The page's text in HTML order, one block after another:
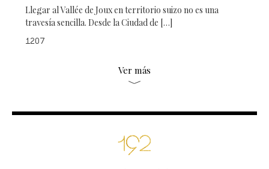
Llegar al Vallée de Joux en territorio suizo no es una
travesía sencilla. Desde la Ciudad de […]
1207
Ver más